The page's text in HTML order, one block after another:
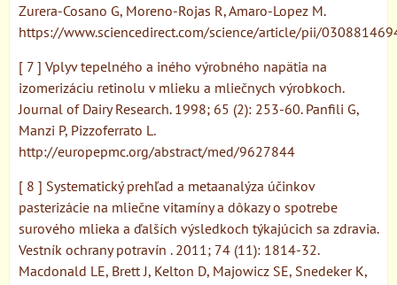
Zurera-Cosano G, Moreno-Rojas R, Amaro-Lopez M.
https://www.sciencedirect.com/science/article/pii/
[ 7 ] Vplyv tepelného a iného výrobného napätia na
izomerizáciu retinolu v mlieku a mliečnych výrobkoch.
Journal of Dairy Research. 1998; 65 (2): 253-60. Panfili G,
Manzi P, Pizzoferrato L.
http://europepmc.org/abstract/med/9627844
[ 8 ] Systematický prehľad a metaanalýza účinkov
pasterizácie na mliečne vitamíny a dôkazy o spotrebe
surového mlieka a ďalších výsledkoch týkajúcich sa zdravia.
Vestník ochrany potravín . 2011; 74 (11): 1814-32.
Macdonald LE, Brett J, Kelton D, Majowicz SE, Snedeker K,